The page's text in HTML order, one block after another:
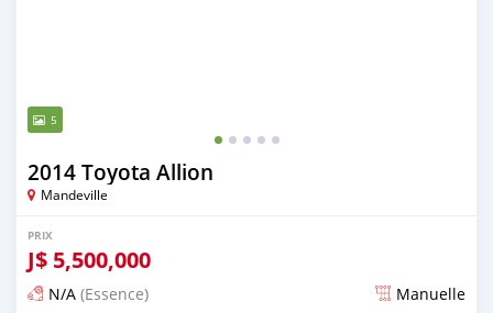
5
2014 Toyota Allion
Mandeville
PRIX
J$ 5,500,000
N/A (Essence) Manuelle